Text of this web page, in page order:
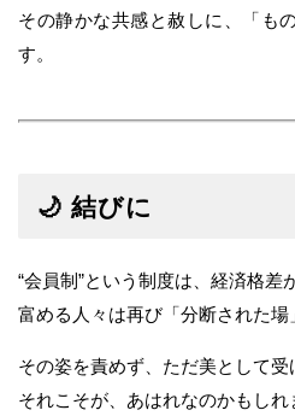
その静かな共感と赦しに、「も
す。
🌙 結びに
“会員制”という制度は、経済格差
富める人々は再び「分断された場
その姿を責めず、ただ美として受
それこそが、あはれなのかもしれ